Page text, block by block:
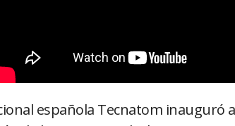
española Tecnatom inauguró